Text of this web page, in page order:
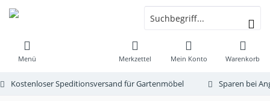
Menü Warenkorb
Merkzettel Mein Konto
Kostenloser Speditionsversand für Gartenmöbel Sparen bei